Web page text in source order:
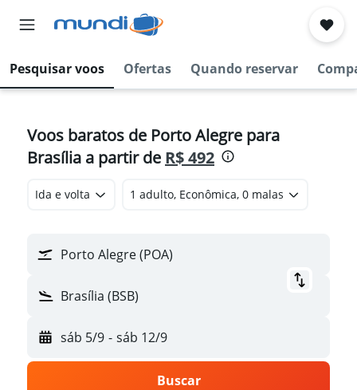
Pesquisar voos Ofertas Quando reservar
Voos baratos de Porto Alegre para
Brasília a partir de R$ 492
Ida e volta 1 adulto, Econômica, 0 malas
Porto Alegre (POA)
Brasília (BSB)
sáb 5/9 - sáb 12/9
Buscar